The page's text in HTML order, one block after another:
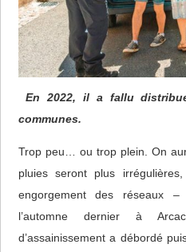
En 2022, il a fallu
communes.
Trop peu… ou trop plein. On
pluies seront plus
engorgement des réseaux –
l’automne dernier à
d’assainissement a débordé